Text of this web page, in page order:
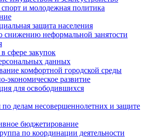
спорт и молодежная политика
защита населения
снижению неформальной занятости
сфере закупок
данных
комфортной городской среды
экономическое развитие
для освободившихся
делам несовершеннолетних и защите
бюджетирование
по координации деятельности